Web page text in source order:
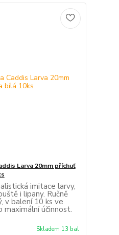
Larva 20mm příchuť
imitace larvy,
i lipany. Ručně
v balení 10 ks ve
maximální účinnost.
Skladem 13 bal